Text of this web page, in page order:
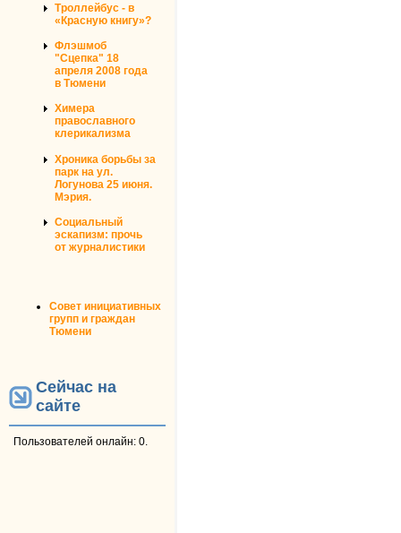
Троллейбус - в
«Красную книгу»?
Флэшмоб
"Сцепка" 18
апреля 2008 года
в Тюмени
Химера
православного
клерикализма
Хроника борьбы за
парк на ул.
Логунова 25 июня.
Мэрия.
Социальный
эскапизм: прочь
от журналистики
Совет инициативных
групп и граждан
Тюмени
Сейчас на
сайте
Пользователей онлайн: 0.